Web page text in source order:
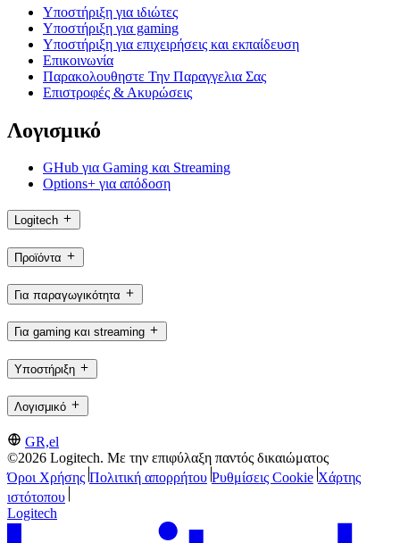
Υποστήριξη για ιδιώτες
Υποστήριξη για gaming
Υποστήριξη για επιχειρήσεις και εκπαίδευση
Επικοινωνία
Παρακολουθηστε Την Παραγγελια Σας
Επιστροφές & Ακυρώσεις
Λογισμικό
GHub για Gaming και Streaming
Options+ για απόδοση
Logitech
Προϊόντα
Για παραγωγικότητα
Για gaming και streaming
Υποστήριξη
Λογισμικό
GR,el
©2026 Logitech. Με την επιφύλαξη παντός δικαιώματος
Όροι Χρήσης Πολιτική απορρήτου Ρυθμίσεις Cookie Χάρτης
ιστότοπου
Logitech